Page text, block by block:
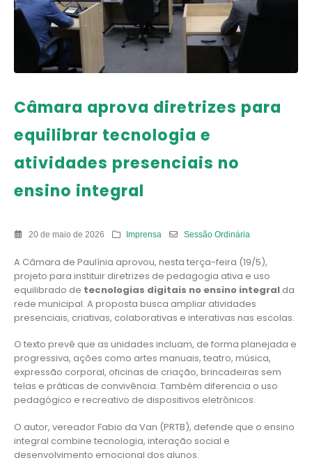
Câmara aprova diretrizes para
equilibrar tecnologia e
atividades presenciais no
ensino integral
20 de maio de 2026 Imprensa Sessão Ordinária
A Câmara de Paulínia aprovou, nesta terça-feira (19/5),
projeto para instituir diretrizes de pedagogia ativa e uso
equilibrado de tecnologias digitais no ensino integral da
rede municipal. A proposta busca ampliar atividades
presenciais, criativas, colaborativas e interativas nas escolas.
O texto prevê que as unidades incluam, de forma planejada e
progressiva, ações como artes manuais, teatro, música,
expressão corporal, oficinas de criação, brincadeiras sem
telas e práticas de convivência. Também diferencia o uso
pedagógico e recreativo de dispositivos eletrônicos.
O autor, vereador Fabio da Van (PRTB), defende que o ensino
integral combine tecnologia, interação social e
desenvolvimento emocional dos alunos.